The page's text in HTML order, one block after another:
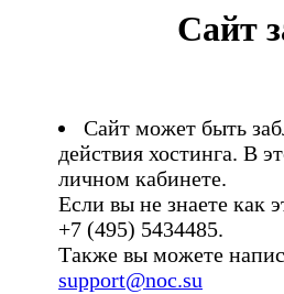
Сайт
Сайт может быть
действия хостинга. В
личном кабинете.
Если вы не знаете как
+7 (495) 5434485.
Также вы можете
support@noc.su